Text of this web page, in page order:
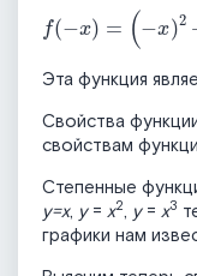
f- - + )+
Эта функция
Свойства
свойствам
Степенные
y=x, y= x2, y= x3
графики нам